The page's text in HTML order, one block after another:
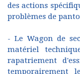
des actions
problèmes de
- Le Wagon de
matériel
rapatriement
temporairement